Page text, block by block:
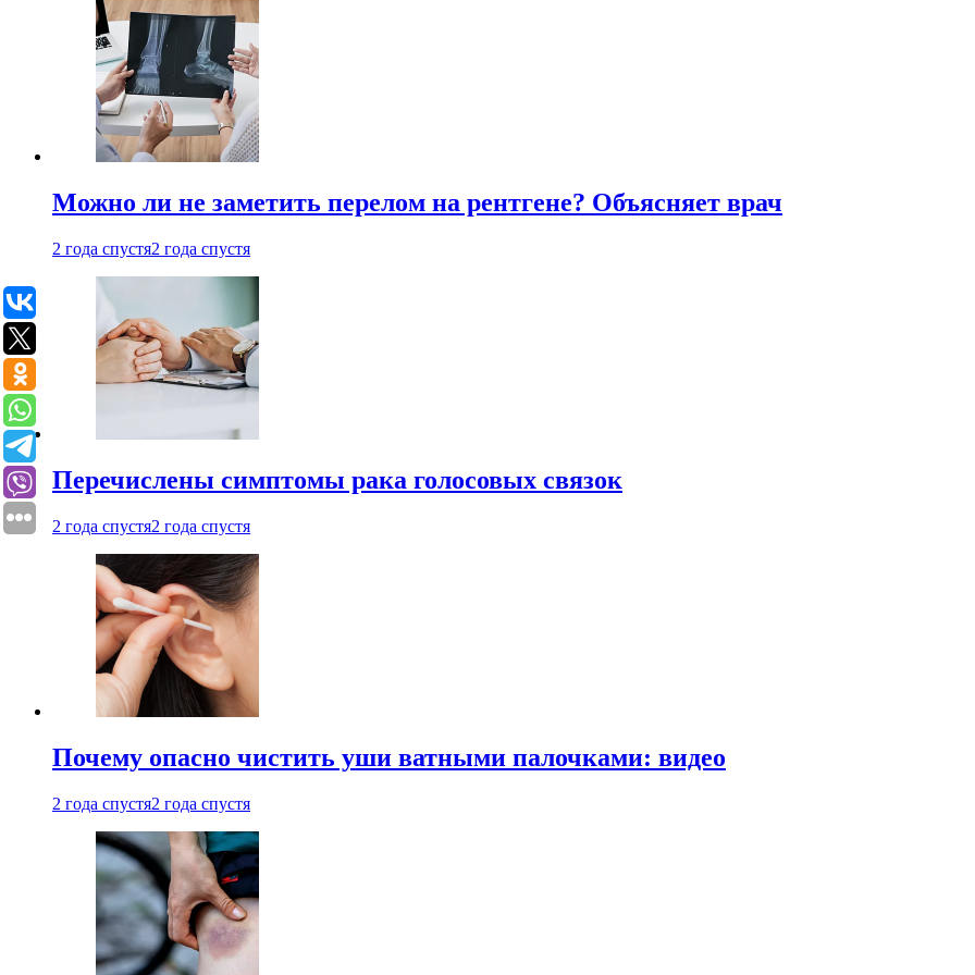
Можно ли не заметить перелом на рентгене? Объясняет врач
2 года спустя2 года спустя
Перечислены симптомы рака голосовых связок
2 года спустя2 года спустя
Почему опасно чистить уши ватными палочками: видео
2 года спустя2 года спустя